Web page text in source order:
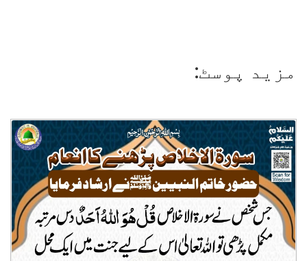
مزید پوسٹ: